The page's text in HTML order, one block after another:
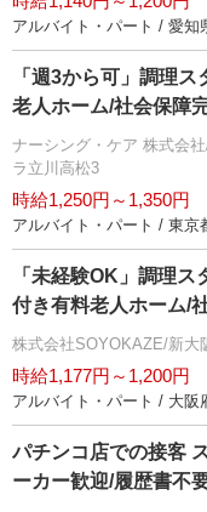
アルバイト・パート / 愛知
「週3から可」調理
老人ホーム/社会保障
ナーシング・ケア 株式会
ラ立川高松3
時給1,250円～1,350円
アルバイト・パート / 東京
「未経験OK」調理
付き有料老人ホーム/
株式会社SOYOKAZE/新大
時給1,177円～1,200円
アルバイト・パート / 大阪
パチンコ店での接客
ーカー歓迎/履歴書不